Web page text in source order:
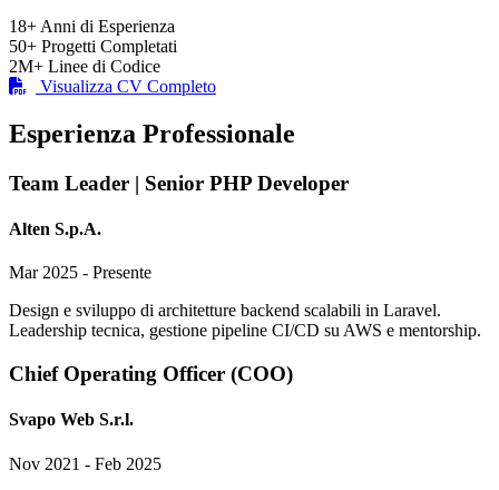
18+ Anni di Esperienza
50+ Progetti Completati
2M+ Linee di Codice
Visualizza CV Completo
Esperienza Professionale
Team Leader | Senior PHP Developer
Alten S.p.A.
Mar 2025 - Presente
Design e sviluppo di architetture backend scalabili in Laravel.
Leadership tecnica, gestione pipeline CI/CD su AWS e mentorship.
Chief Operating Officer (COO)
Svapo Web S.r.l.
Nov 2021 - Feb 2025